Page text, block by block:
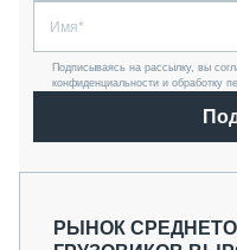
Подписываясь на рассылку, вы
конфиденциальности и обработку
РЫНОК